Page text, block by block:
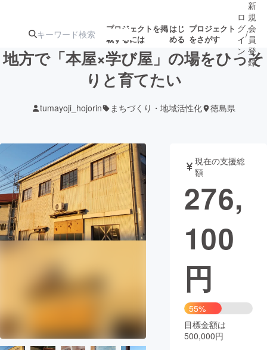
プロジェクトを掲
載するには
はじ
める
プロジェクト
をさがす
ジェクト
ターン
ジェクト
募集終了が近いプ
ロジェクト
もうすぐ公開
されます
アート・写真 音楽
テクノロジー・ガジェット ゲーム・サ
映像・映画
CAMPFIRE for Social Good CAMPFIRE Creation
CAMPFIREふるさと納税machi-ya コミュニティ
ロ
グ
イ
ン
/
新
規
会
員
登
録
地方で「本屋×学び屋」の場をひっそ
りと育てたい
tumayoji_hojorin まちづくり・地域活性化 徳島県
現在の支援総
額
276,
100
円
55%
目標金額は
500,000円